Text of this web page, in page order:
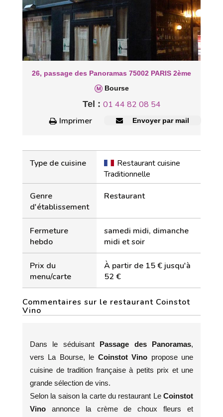
26, passage des Panoramas 75002 PARIS 2ème
Bourse
Tel : 01 44 82 08 54
Imprimer
Envoyer par mail
Type de cuisine
Restaurant cuisine
Traditionnelle
Genre
d'établissement
Restaurant
Fermeture
hebdo
samedi midi, dimanche
midi et soir
Prix du
menu/carte
À partir de 15 € jusqu'à
52 €
Commentaires sur le restaurant Coinstot
Vino
Dans le séduisant Passage des Panoramas,
vers La Bourse, le Coinstot Vino propose une
cuisine de tradition française à petits prix et une
grande sélection de vins.
Selon la saison la carte du restaurant Le Coinstot
Vino annonce la crème de choux fleurs et